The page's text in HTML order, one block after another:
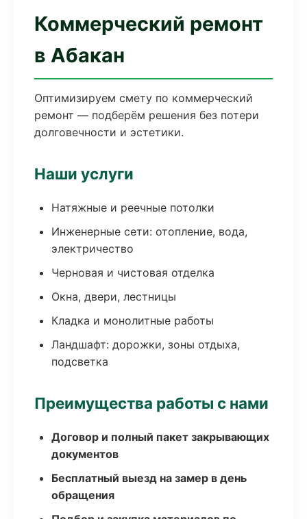
Коммерческий ремонт
в Абакан
Оптимизируем смету по коммерческий
ремонт — подберём решения без потери
долговечности и эстетики.
Наши услуги
Натяжные и реечные потолки
Инженерные сети: отопление, вода,
электричество
Черновая и чистовая отделка
Окна, двери, лестницы
Кладка и монолитные работы
Ландшафт: дорожки, зоны отдыха,
подсветка
Преимущества работы с нами
Договор и полный пакет закрывающих
документов
Бесплатный выезд на замер в день
обращения